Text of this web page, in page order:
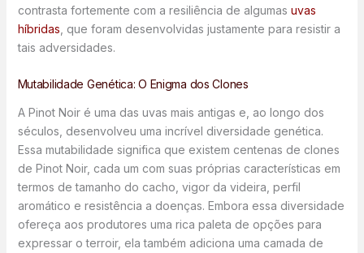
contrasta fortemente com a resiliência de algumas uvas
híbridas , que foram desenvolvidas justamente para resistir a
tais adversidades.
Mutabilidade Genética: O Enigma dos Clones
A Pinot Noir é uma das uvas mais antigas e, ao longo dos
séculos, desenvolveu uma incrível diversidade genética.
Essa mutabilidade significa que existem centenas de clones
de Pinot Noir, cada um com suas próprias características em
termos de tamanho do cacho, vigor da videira, perfil
aromático e resistência a doenças. Embora essa diversidade
ofereça aos produtores uma rica paleta de opções para
expressar o terroir, ela também adiciona uma camada de